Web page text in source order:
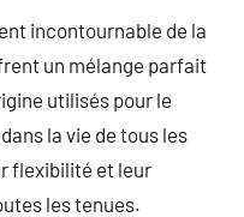
incontournable de la
un mélange parfait
utilisés pour le
la vie de tous les
flexibilité et leur
les tenues.